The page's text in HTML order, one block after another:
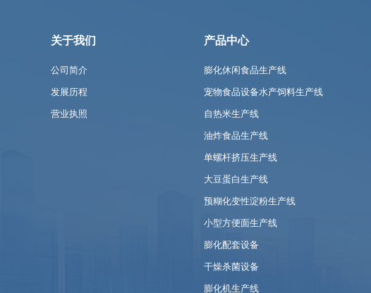
关于我们
公司简介
发展历程
营业执照
产品中心
膨化休闲食品生产线
宠物食品设备水产饲料生产线
自热米生产线
油炸食品生产线
单螺杆挤压生产线
大豆蛋白生产线
预糊化变性淀粉生产线
小型方便面生产线
膨化配套设备
干燥杀菌设备
膨化机生产线